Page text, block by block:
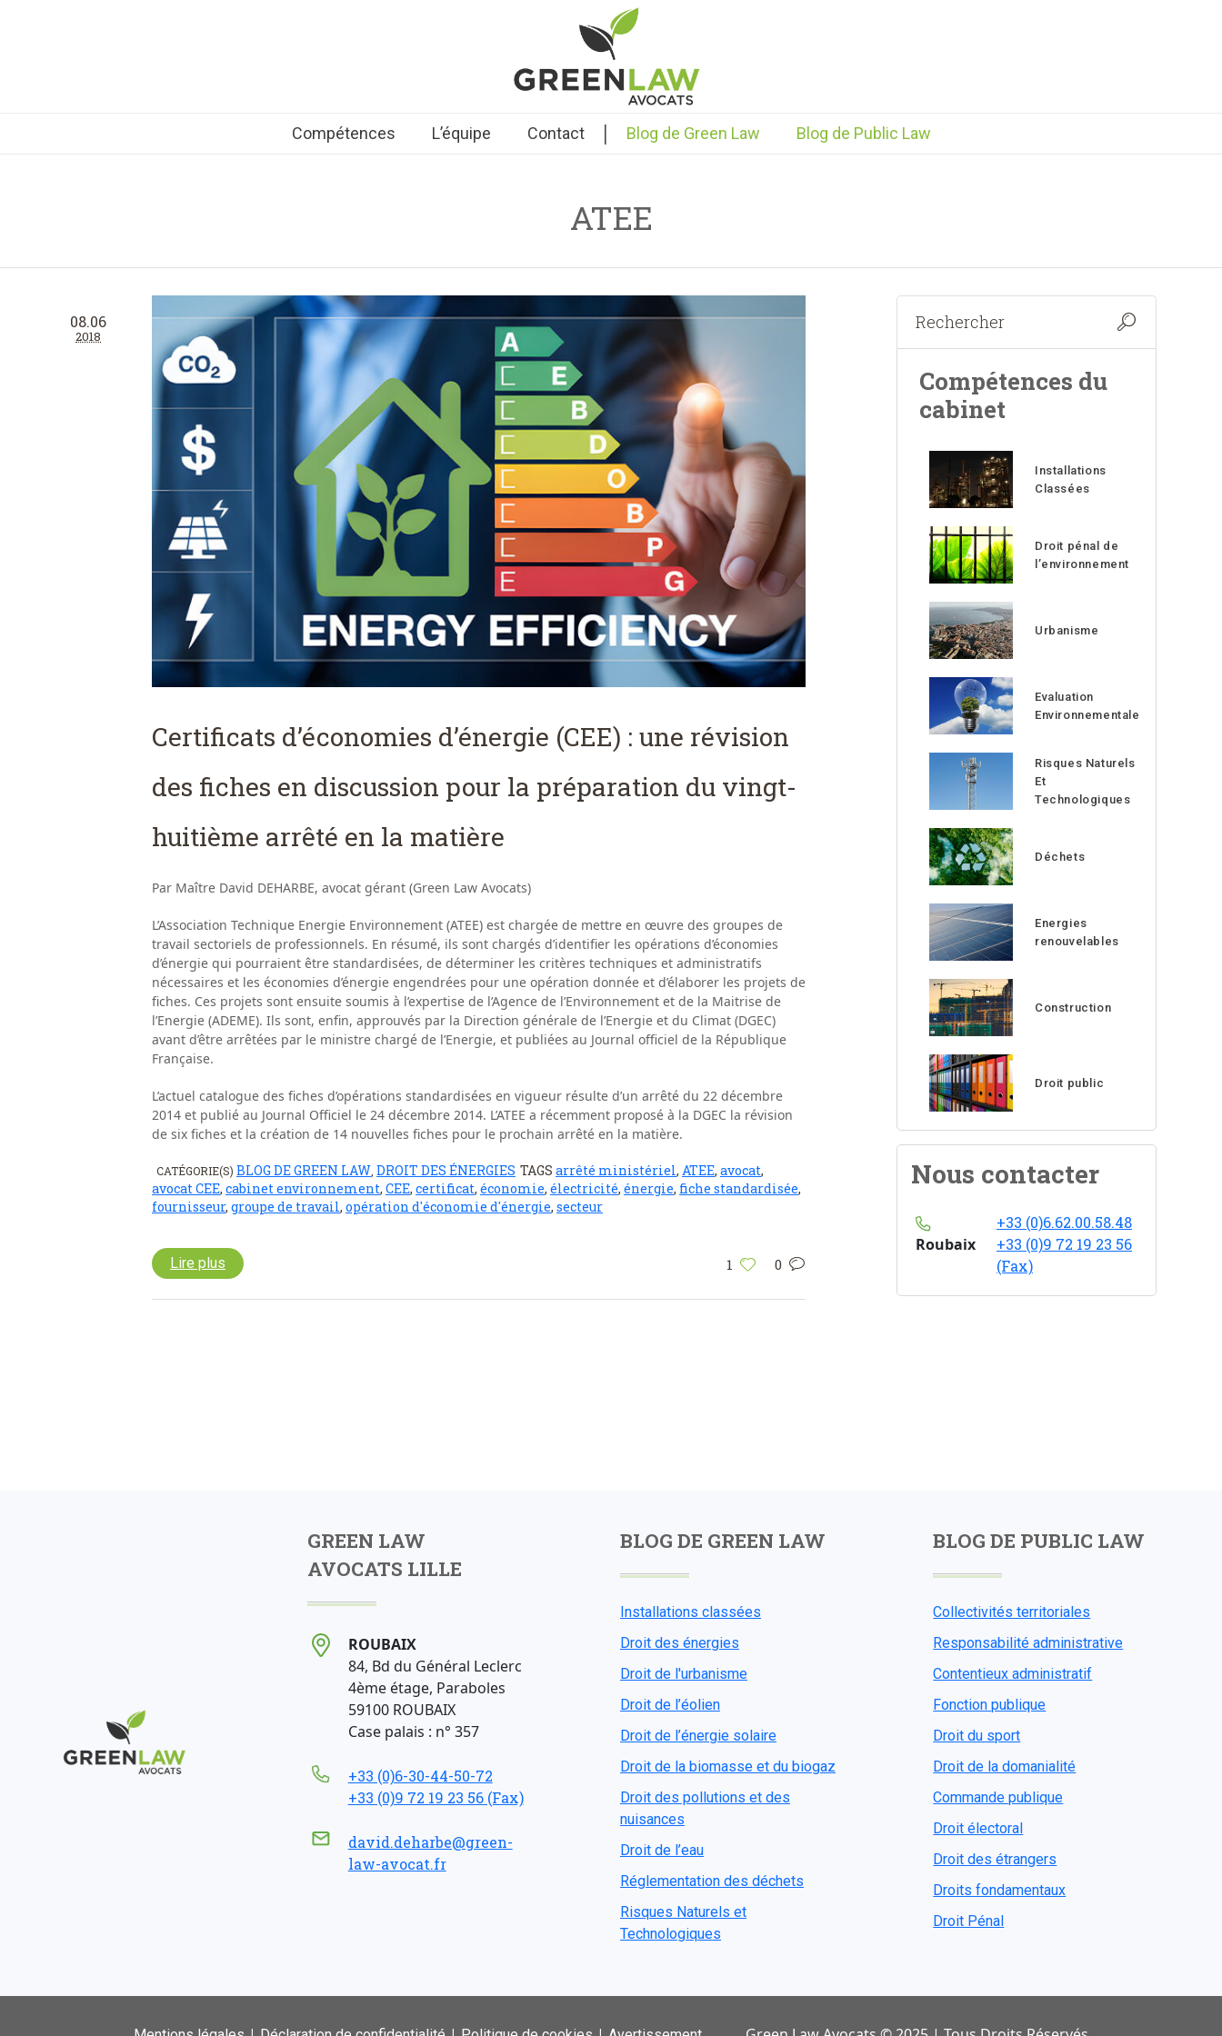
Compétences L’équipe Contact | Blog de Green Law Blog de Public Law
ATEE
08.06
2018
Certificats d’économies d’énergie (CEE) : une révision
des fiches en discussion pour la préparation du vingt-
huitième arrêté en la matière
Par Maître David DEHARBE, avocat gérant (Green Law Avocats)
L’Association Technique Energie Environnement (ATEE) est chargée de mettre en œuvre des groupes de
travail sectoriels de professionnels. En résumé, ils sont chargés d’identifier les opérations d’économies
d’énergie qui pourraient être standardisées, de déterminer les critères techniques et administratifs
nécessaires et les économies d’énergie engendrées pour une opération donnée et d’élaborer les projets de
fiches. Ces projets sont ensuite soumis à l’expertise de l’Agence de l’Environnement et de la Maitrise de
l’Energie (ADEME). Ils sont, enfin, approuvés par la Direction générale de l’Energie et du Climat (DGEC)
avant d’être arrêtées par le ministre chargé de l’Energie, et publiées au Journal officiel de la République
Française.
L’actuel catalogue des fiches d’opérations standardisées en vigueur résulte d’un arrêté du 22 décembre
2014 et publié au Journal Officiel le 24 décembre 2014. L’ATEE a récemment proposé à la DGEC la révision
de six fiches et la création de 14 nouvelles fiches pour le prochain arrêté en la matière.
CATÉGORIE(S) BLOG DE GREEN LAW DROIT DES ÉNERGIES TAGS arrêté ministériel, ATEE, avocat,
avocat CEE, cabinet environnement, CEE, certificat, économie, électricité, énergie, fiche standardisée,
fournisseur, groupe de travail, opération d'économie d'énergie, secteur
1 0
Lire plus
Compétences du
cabinet
Installations
Classées
Droit pénal de
l’environnement
Urbanisme
Evaluation
Environnementale
Risques Naturels
Et
Technologiques
Déchets
Energies
renouvelables
Construction
Droit public
Nous contacter
Roubaix
+33 (0)6.62.00.58.48
+33 (0)9 72 19 23 56
(Fax)
GREEN LAW
AVOCATS LILLE
ROUBAIX
84, Bd du Général Leclerc
4ème étage, Paraboles
59100 ROUBAIX
Case palais : n° 357
+33 (0)6-30-44-50-72
+33 (0)9 72 19 23 56 (Fax)
david.deharbe@green-
law-avocat.fr
BLOG DE GREEN LAW
Installations classées
Droit des énergies
Droit de l'urbanisme
Droit de l’éolien
Droit de l’énergie solaire
Droit de la biomasse et du biogaz
Droit des pollutions et des
nuisances
Droit de l’eau
Réglementation des déchets
Risques Naturels et
Technologiques
BLOG DE PUBLIC LAW
Collectivités territoriales
Responsabilité administrative
Contentieux administratif
Fonction publique
Droit du sport
Droit de la domanialité
Commande publique
Droit électoral
Droit des étrangers
Droits fondamentaux
Droit Pénal